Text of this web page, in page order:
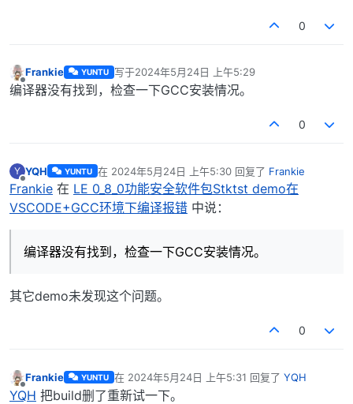
0
离线
Frankie YUNTU 写于2024年5月24日 上午5:29
最后由 编辑
编译器没有找到，检查一下GCC安装情况。
0
Y
离线
YQH YUNTU 在 2024年5月24日 上午5:30回复了 Frankie
最后由 编辑
Frankie 在 LE 0_8_0功能安全软件包Stktst demo在
VSCODE+GCC环境下编译报错 中说：
编译器没有找到，检查一下GCC安装情况。
其它demo未发现这个问题。
0
离线
Frankie YUNTU 在 2024年5月24日 上午5:31 回复了 YQH
最后由 编辑
YQH 把build删了重新试一下。